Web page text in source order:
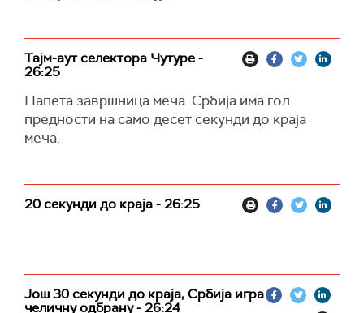
Тајм-аут селектора Чутуре -
26:25
Напета завршница меча. Србија има гол
предности на само десет секунди до краја
меча.
20 секунди до краја - 26:25
Још 30 секунди до краја, Србија игра
челичну одбрану - 26:24